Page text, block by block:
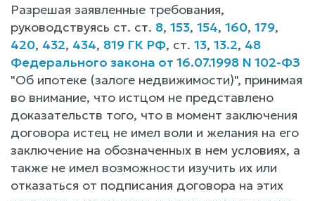
Разрешая заявленные требования,
руководствуясь ст. ст. 8, 153, 154, 160, 179,
420, 432, 434, 819 ГК РФ, ст. 13, 13.2, 48
Федерального закона от 16.07.1998 N 102-ФЗ
"Об ипотеке (залоге недвижимости)", принимая
во внимание, что истцом не представлено
доказательств того, что в момент заключения
договора истец не имел воли и желания на его
заключение на обозначенных в нем условиях, а
также не имел возможности изучить их или
отказаться от подписания договора на этих